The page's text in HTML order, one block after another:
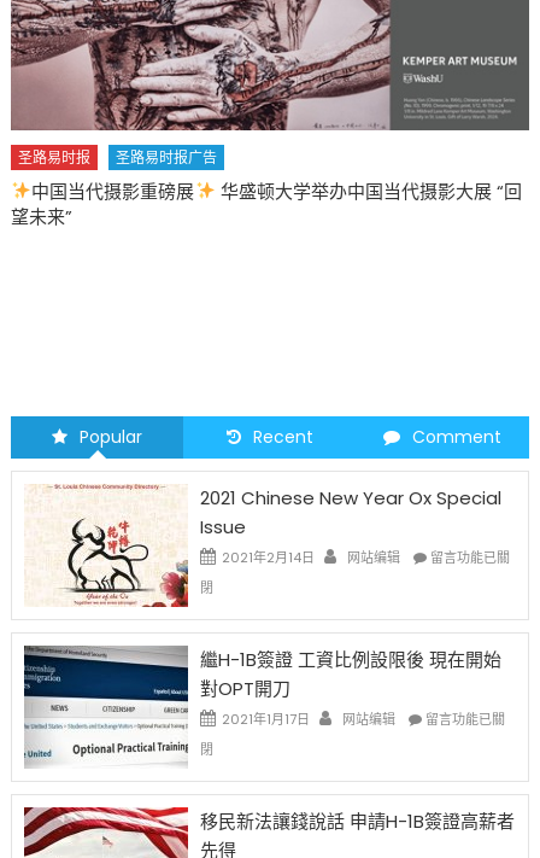
圣路易时报 圣路易时报广告
中国当代摄影重磅展
华盛顿大学举办中国当代摄影大展 “回
望未来”
Popular Recent Comment
2021 Chinese New Year Ox Special
Issue
2021年2月14日 网站编辑
在
New
Ox
Issue〉
留言功能已關
閉
繼H-1B簽證 工資比例設限後 現在開始
對OPT開刀
2021年1月17日 网站编辑
在
1B
證
留言功能已關
閉
移民新法讓錢說話 申請H-1B簽證高薪者
先得